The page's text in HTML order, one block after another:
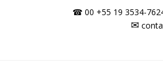
Contato
☎ 00 +55 19 3534-
✉